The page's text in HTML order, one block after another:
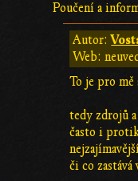
Poučení a
Autor:
Web:
To je pro mě
tedy zdrojů
často i
či co